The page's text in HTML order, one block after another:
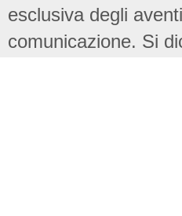
esclusiva degli
comunicazione. Si